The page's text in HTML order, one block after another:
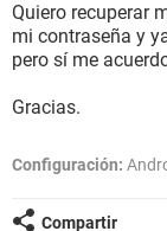
Quiero recuperar
mi contraseña y
pero sí me
Gracias.
Configuración:
Compartir